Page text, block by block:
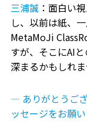
三浦誠：面白い
し、以前は紙、
MetaMoJi
すが、そこにAI
深まるかもしれ
― ありがとうご
ッセージをお願い